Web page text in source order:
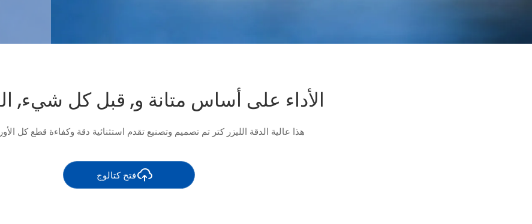
الأداء على أساس متانة و, قبل كل شيء,
هذا عالية الدقة الليزر كتر تم تصميم وتصنيع تقدم استثنائية دقة وكفاءة قطع كل
فتح كتالوج